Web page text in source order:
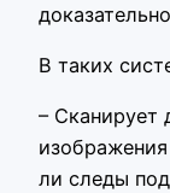
В таких
– Сканирует
ли следы